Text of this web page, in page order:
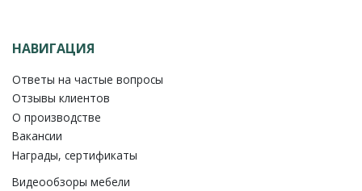
НАВИГАЦИЯ
Ответы на частые вопросы
Отзывы клиентов
О производстве
Вакансии
Награды, сертификаты
Видеообзоры мебели